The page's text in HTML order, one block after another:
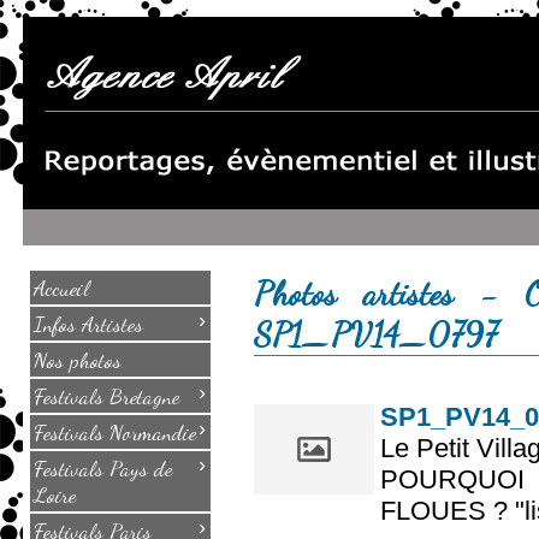
Accueil
Infos Artistes
›
Nos photos
Festivals Bretagne
›
Festivals Normandie›
Festivals Pays de
Loire
›
Festivals Paris ›
Photos artistes -
SP1_PV14_0797
Le Petit
FLOUES ?